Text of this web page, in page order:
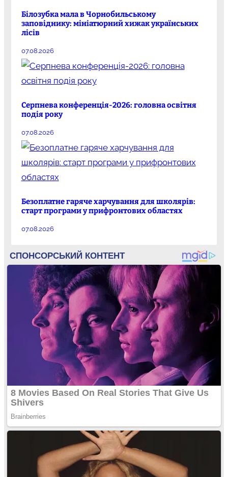
Білозубка мала в Чорнобильському
заповіднику: мініатюрний хижак українських
лісів
07.08.2026
Серпнева конференція-2026: головна освітня
подія року
07.08.2026
Безоплатне гаряче харчування для школярів:
старт програми у прифронтових областях
07.08.2026